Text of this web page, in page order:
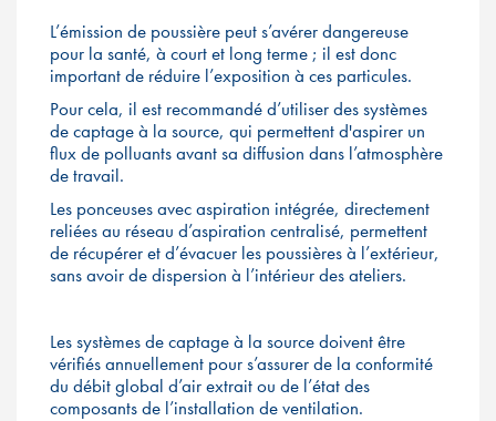
L’émission de poussière peut s’avérer dangereuse
pour la santé, à court et long terme ; il est donc
important de réduire l’exposition à ces particules.
Pour cela, il est recommandé d’utiliser des systèmes
de captage à la source, qui permettent d'aspirer un
flux de polluants avant sa diffusion dans l’atmosphère
de travail.
Les ponceuses avec aspiration intégrée, directement
reliées au réseau d’aspiration centralisé, permettent
de récupérer et d’évacuer les poussières à l’extérieur,
sans avoir de dispersion à l’intérieur des ateliers.
Les systèmes de captage à la source doivent être
vérifiés annuellement pour s’assurer de la conformité
du débit global d’air extrait ou de l’état des
composants de l’installation de ventilation.